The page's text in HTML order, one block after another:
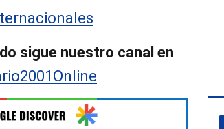
sigue nuestro canal en